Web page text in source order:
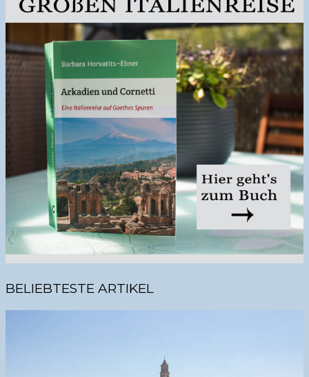
BELIEBTESTE ARTIKEL